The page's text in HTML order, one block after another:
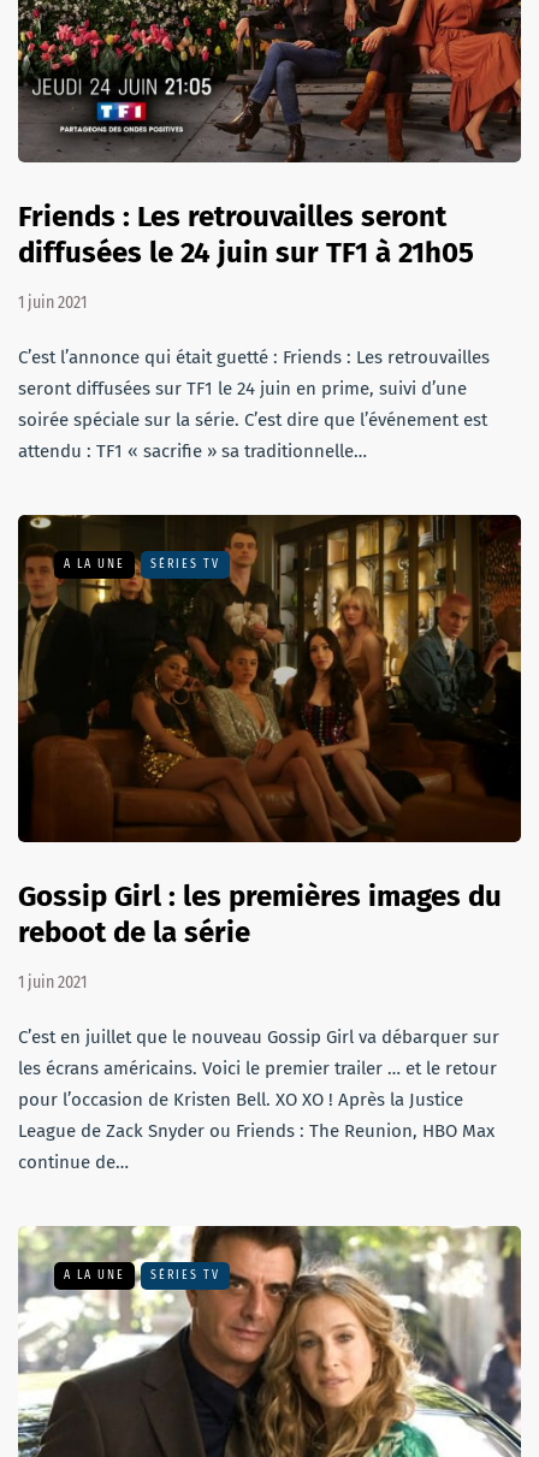
Friends : Les retrouvailles seront
diffusées le 24 juin sur TF1 à 21h05
1 juin 2021
C’est l’annonce qui était guetté : Friends : Les retrouvailles
seront diffusées sur TF1 le 24 juin en prime, suivi d’une
soirée spéciale sur la série. C’est dire que l’événement est
attendu : TF1 « sacrifie » sa traditionnelle…
A LA UNE SÉRIES TV
Gossip Girl : les premières images du
reboot de la série
1 juin 2021
C’est en juillet que le nouveau Gossip Girl va débarquer sur
les écrans américains. Voici le premier trailer … et le retour
pour l’occasion de Kristen Bell. XO XO ! Après la Justice
League de Zack Snyder ou Friends : The Reunion, HBO Max
continue de…
A LA UNE SÉRIES TV